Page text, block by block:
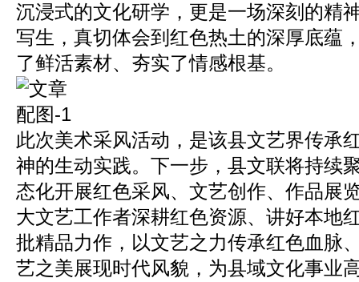
沉浸式的文化研学，更是一场深刻的精
写生，真切体会到红色热土的深厚底蕴
了鲜活素材、夯实了情感根基。
此次美术采风活动，是该县文艺界传承
神的生动实践。下一步，县文联将持续
态化开展红色采风、文艺创作、作品展
大文艺工作者深耕红色资源、讲好本地
批精品力作，以文艺之力传承红色血脉
艺之美展现时代风貌，为县域文化事业